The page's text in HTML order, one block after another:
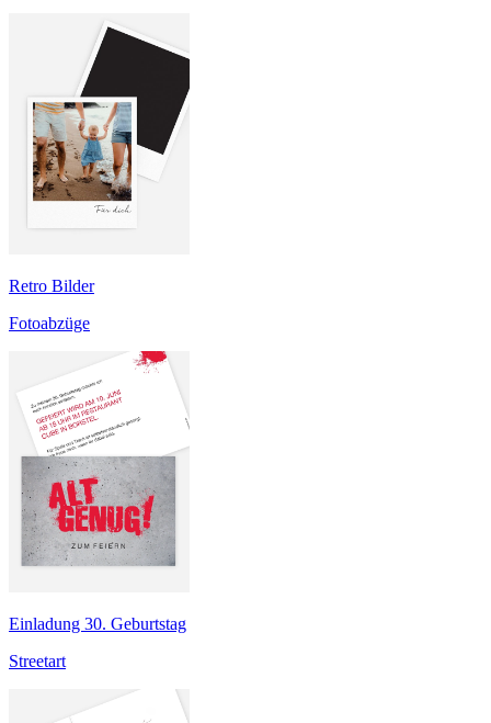
Retro Bilder
Fotoabzüge
Einladung 30. Geburtstag
Streetart